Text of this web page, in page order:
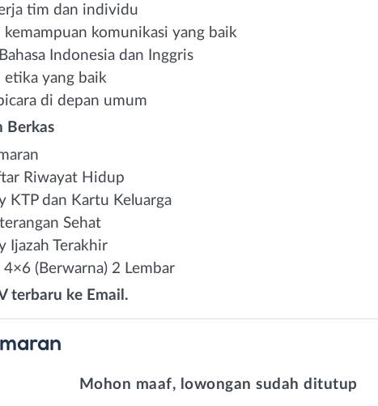
tim dan individu
komunikasi yang baik
Indonesia dan Inggris
etika yang baik
di depan umum
Berkas
Riwayat Hidup
KTP dan Kartu Keluarga
Sehat
Ijazah Terakhir
4×6 (Berwarna) 2 Lembar
terbaru ke Email.
Mohon maaf, lowongan sudah ditutup